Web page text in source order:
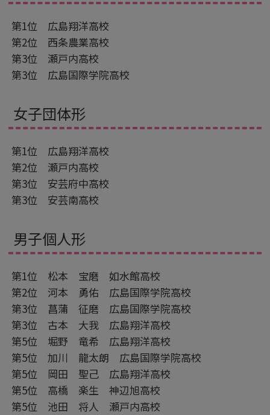
第1位 広島翔洋高校
第2位 西条農業高校
第3位 瀬戸内高校
第3位 広島国際学院高校
女子団体形
第1位 広島翔洋高校
第2位 瀬戸内高校
第3位 安芸府中高校
第3位 安芸南高校
男子個人形
第1位 松本 宝磨 如水館高校
第2位 河本 勇佑 広島国際学院高校
第3位 菖蒲 征磨 広島国際学院高校
第3位 古本 大我 広島翔洋高校
第5位 堀野 竜希 広島翔洋高校
第5位 加川 龍太朗 広島国際学院高校
第5位 岡田 聖己 広島翔洋高校
第5位 高橋 楽生 神辺旭高校
第5位 池田 将人 瀬戸内高校